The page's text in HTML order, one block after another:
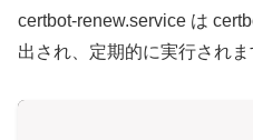
certbot-renew.service は
出され、定期的に実行されま